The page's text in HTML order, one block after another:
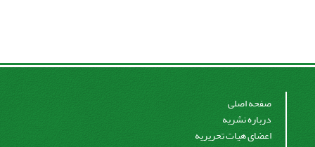
صفحه اصلی
درباره نشریه
اعضای هیات تحریریه